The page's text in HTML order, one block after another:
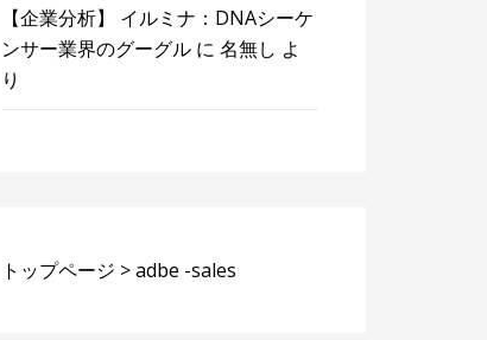
【企業分析】 イルミナ：DNAシーケ
ンサー業界のグーグル に名無し よ
り
トップページ >adbe -sales